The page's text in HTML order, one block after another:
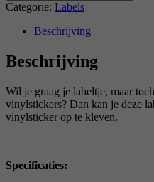
Categorie: Labels
Beschrijving
Beschrijving
Wil je graag je labeltje, maar
vinylstickers? Dan kan je deze
vinylsticker op te kleven.
Specificaties: